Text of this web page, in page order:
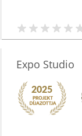
Expo Studio